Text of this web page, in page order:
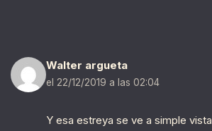
Walter argueta
el 22/12/2019 a las 02:04
Y esa estreya se ve a simple vista